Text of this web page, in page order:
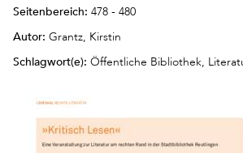
Seitenbereich: 478 - 480
Autor: Grantz, Kirstin
Schlagwort(e): Öffentliche Bibliothek,